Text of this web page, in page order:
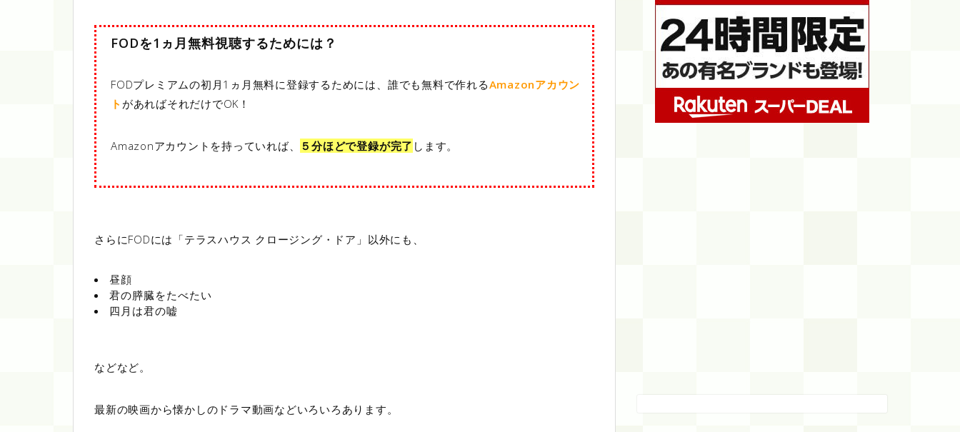
FODを1ヵ月無料視聴するためには？
FODプレミアムの初月1ヵ月無料に登録するためには、誰でも無料で作れるAmazonアカウン
ト があればそれだけでOK！
Amazonアカウントを持っていれば、 ５分ほどで登録が完了 します。
さらにFODには「テラスハウス クロージング・ドア」以外にも、
昼顔
君の膵臓をたべたい
四月は君の嘘
などなど。
最新の映画から懐かしのドラマ動画などいろいろあります。